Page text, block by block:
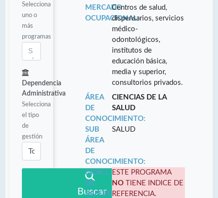
Selecciona
uno o
más
programas
Dependencia
Administrativa
Selecciona
el tipo
de
gestión
Buscar
MERCADO
OCUPACIONAL:
Centros de salud,
dispensarios, servicios
médico-
odontológicos,
institutos de
educación básica,
media y superior,
consultorios privados.
ÁREA
DE
CONOCIMIENTO:
CIENCIAS DE LA
SALUD
SUB
ÁREA
DE
CONOCIMIENTO:
SALUD
INDICE
DE
REFERENCIA:
ESTE PROGRAMA
NO TIENE INDICE DE
REFERENCIA.